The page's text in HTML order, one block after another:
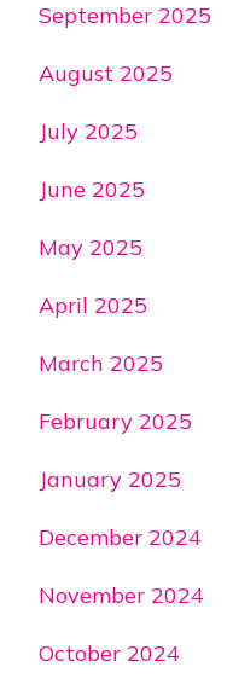
September 2025
August 2025
July 2025
June 2025
May 2025
April 2025
March 2025
February 2025
January 2025
December 2024
November 2024
October 2024